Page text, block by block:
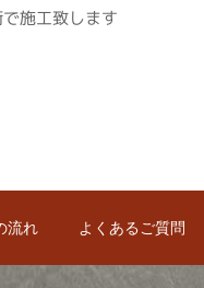
施工致します
流れ よくあるご質問